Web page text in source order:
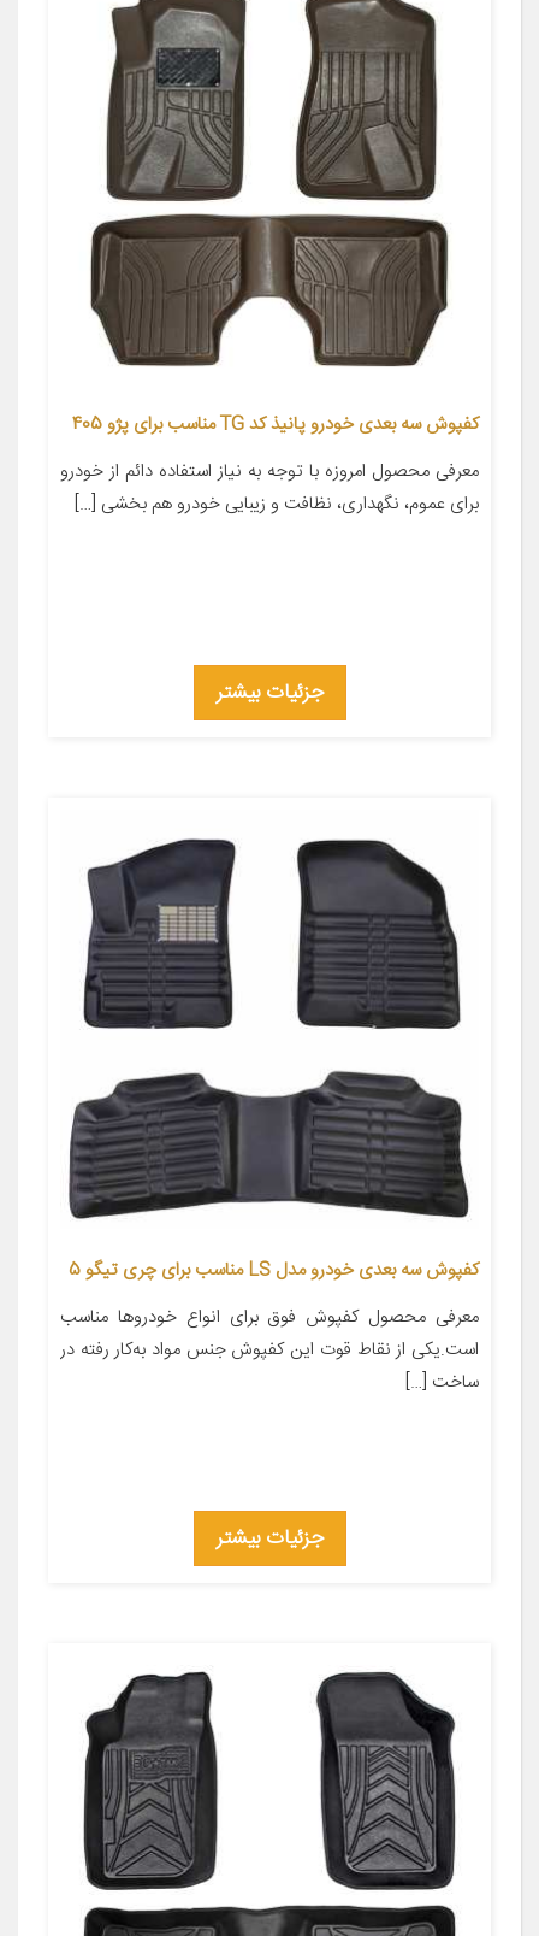
کفپوش سه بعدی خودرو پانیذ کد TG مناسب برای پژو 405
معرفی محصول امروزه با توجه به نیاز استفاده دائم از خودرو
برای عموم، نگهداری، نظافت و زیبایی خودرو هم بخشی […]
جزئیات بیشتر
کفپوش سه بعدی خودرو مدل LS مناسب برای چری تیگو 5
معرفی محصول کفپوش فوق برای انواع خودروها مناسب
است.یکی از نقاط قوت این کفپوش جنس مواد به‌کار رفته در
ساخت […]
جزئیات بیشتر